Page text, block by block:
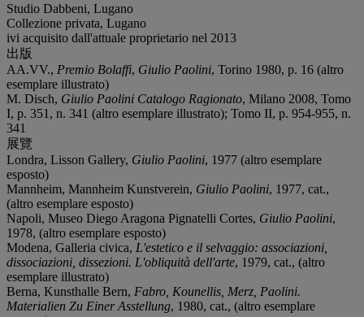
Studio Dabbeni, Lugano
Collezione privata, Lugano
ivi acquisito dall'attuale proprietario nel 2013
出版
AA.VV., Premio Bolaffi, Giulio Paolini, Torino 1980, p. 16 (altro
esemplare illustrato)
M. Disch, Giulio Paolini Catalogo Ragionato, Milano 2008, Tomo
I, p. 351, n. 341 (altro esemplare illustrato); Tomo II, p. 954-955, n.
341
展覽
Londra, Lisson Gallery, Giulio Paolini, 1977 (altro esemplare
esposto)
Mannheim, Mannheim Kunstverein, Giulio Paolini, 1977, cat.,
(altro esemplare esposto)
Napoli, Museo Diego Aragona Pignatelli Cortes, Giulio Paolini,
1978, (altro esemplare esposto)
Modena, Galleria civica, L'estetico e il selvaggio: associazioni,
dissociazioni, dissezioni. L'obliquità dell'arte, 1979, cat., (altro
esemplare illustrato)
Berna, Kunsthalle Bern, Fabro, Kounellis, Merz, Paolini.
Materialien Zu Einer Asstellung, 1980, cat., (altro esemplare